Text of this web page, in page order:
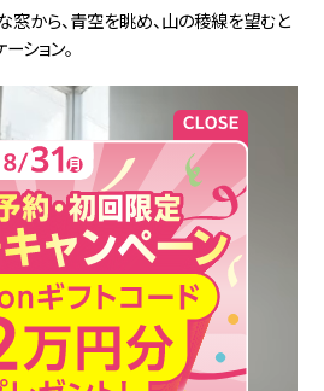
窓から、青空を眺め、山の稜線を望むと
ション。